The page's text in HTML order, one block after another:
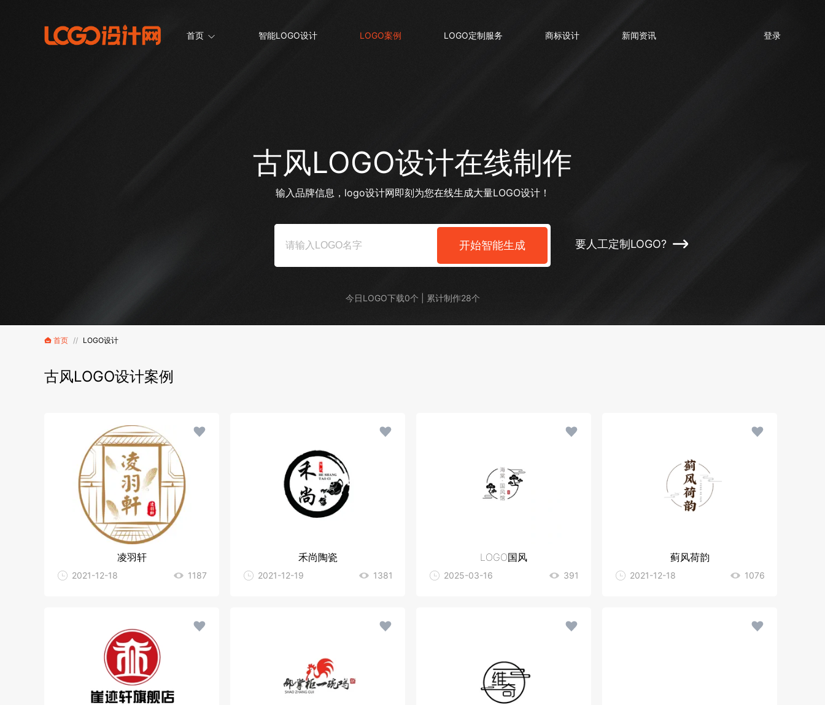
首页 智能LOGO设计 LOGO案例 LOGO定制服务 商标设计 新闻资讯 登录
古风LOGO设计在线制作
输入品牌信息，logo设计网即刻为您在线生成大量LOGO设计！
开始智能生成 要人工定制LOGO?
今日LOGO下载0个 | 累计制作28个
首页 // LOGO设计
古风LOGO设计案例
凌羽轩
2021-12-18 1187
禾尚陶瓷
2021-12-19 1381
LOGO国风
2025-03-16 391
蓟风荷韵
2021-12-18 1076